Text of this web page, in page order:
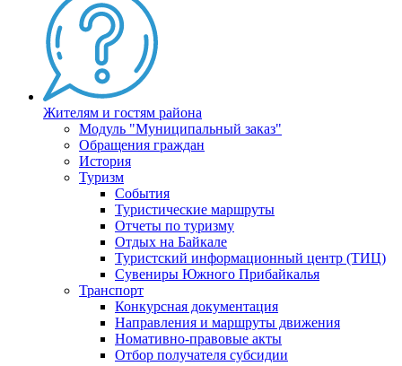
Жителям и гостям района
Модуль "Муниципальный заказ"
Обращения граждан
История
Туризм
События
Туристические маршруты
Отчеты по туризму
Отдых на Байкале
Туристский информационный центр (ТИЦ)
Сувениры Южного Прибайкалья
Транспорт
Конкурсная документация
Направления и маршруты движения
Номативно-правовые акты
Отбор получателя субсидии